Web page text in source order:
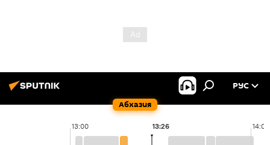
Абхазия
РУС
13:00 14:00
13:26